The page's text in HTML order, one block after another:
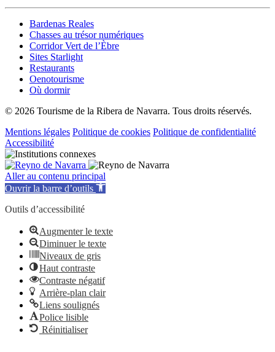
Bardenas Reales
Chasses au trésor numériques
Corridor Vert de l’Èbre
Sites Starlight
Restaurants
Oenotourisme
Où dormir
© 2026 Tourisme de la Ribera de Navarra. Tous droits réservés.
Mentions légales Politique de cookies Politique de confidentialité
Accessibilité
Aller au contenu principal
Ouvrir la barre d’outils
Outils d’accessibilité
Augmenter le texte
Diminuer le texte
Niveaux de gris
Haut contraste
Contraste négatif
Arrière-plan clair
Liens soulignés
Police lisible
Réinitialiser